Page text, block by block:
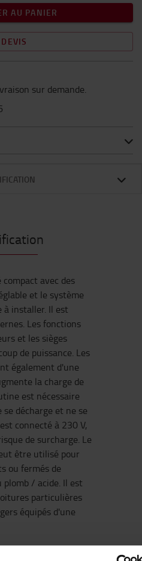
AU PANIER
DEVIS
sur demande.
avec des
et le système
à installer. Il est
Les fonctions
et les sièges
de puissance. Les
également d'une
la charge de
est nécessaire
décharge et ne se
connecté à 230 V,
de surcharge. Le
être utilisé pour
ou fermés de
plomb / acide. Il est
particulières
équipés d'une